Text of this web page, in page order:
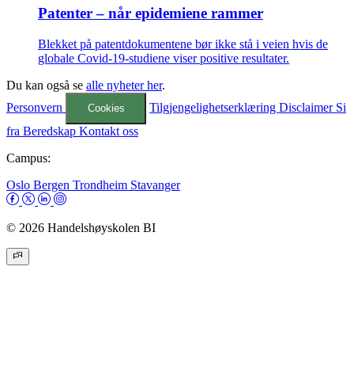
Patenter – når epidemiene rammer
Blekket på patentdokumentene bør ikke stå i veien hvis de
globale Covid-19-studiene viser positive resultater.
Du kan også se alle nyheter her.
Personvern
Cookies TilgjengelighetserklæringDisclaimer Si
fra Beredskap Kontakt oss
Campus:
Oslo Bergen Trondheim Stavanger
© 2026 Handelshøyskolen BI